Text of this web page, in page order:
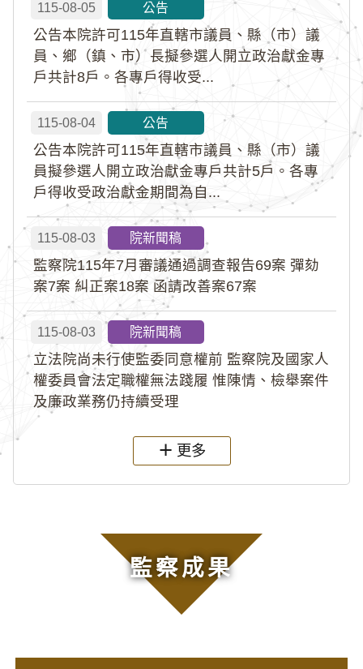
115-08-05 公告
公告本院許可115年直轄市議員、縣（市）議
員、鄉（鎮、市）長擬參選人開立政治獻金專
戶共計8戶。各專戶得收受...
115-08-04 公告
公告本院許可115年直轄市議員、縣（市）議
員擬參選人開立政治獻金專戶共計5戶。各專
戶得收受政治獻金期間為自...
115-08-03 院新聞稿
監察院115年7月審議通過調查報告69案 彈劾
案7案 糾正案18案 函請改善案67案
115-08-03 院新聞稿
立法院尚未行使監委同意權前 監察院及國家人
權委員會法定職權無法踐履 惟陳情、檢舉案件
及廉政業務仍持續受理
更多
監察成果